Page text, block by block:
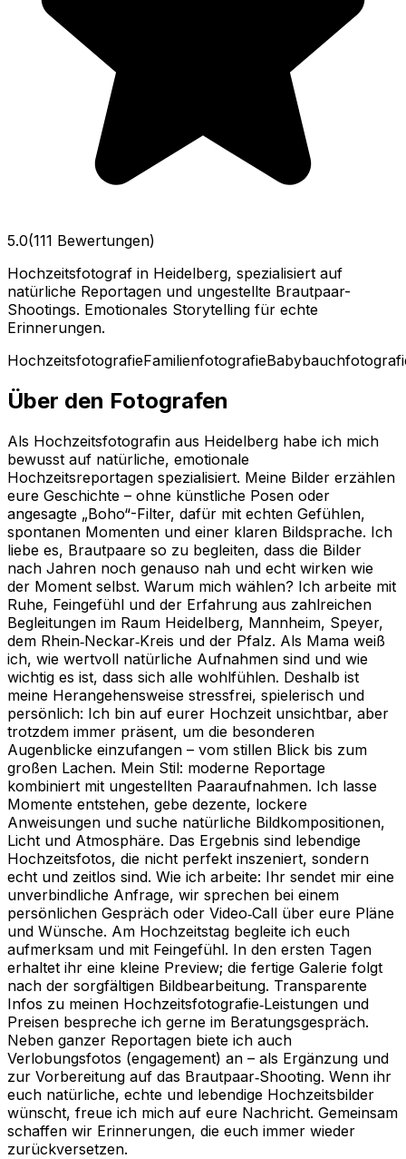
5.0(111 Bewertungen)
Hochzeitsfotograf in Heidelberg, spezialisiert auf
natürliche Reportagen und ungestellte Brautpaar-
Shootings. Emotionales Storytelling für echte
Erinnerungen.
HochzeitsfotografieFamilienfotografie
Über den Fotografen
Als Hochzeitsfotografin aus Heidelberg habe ich mich
bewusst auf natürliche, emotionale
Hochzeitsreportagen spezialisiert. Meine Bilder erzählen
eure Geschichte – ohne künstliche Posen oder
angesagte „Boho“-Filter, dafür mit echten Gefühlen,
spontanen Momenten und einer klaren Bildsprache. Ich
liebe es, Brautpaare so zu begleiten, dass die Bilder
nach Jahren noch genauso nah und echt wirken wie
der Moment selbst. Warum mich wählen? Ich arbeite mit
Ruhe, Feingefühl und der Erfahrung aus zahlreichen
Begleitungen im Raum Heidelberg, Mannheim, Speyer,
dem Rhein‑Neckar‑Kreis und der Pfalz. Als Mama weiß
ich, wie wertvoll natürliche Aufnahmen sind und wie
wichtig es ist, dass sich alle wohlfühlen. Deshalb ist
meine Herangehensweise stressfrei, spielerisch und
persönlich: Ich bin auf eurer Hochzeit unsichtbar, aber
trotzdem immer präsent, um die besonderen
Augenblicke einzufangen – vom stillen Blick bis zum
großen Lachen. Mein Stil: moderne Reportage
kombiniert mit ungestellten Paaraufnahmen. Ich lasse
Momente entstehen, gebe dezente, lockere
Anweisungen und suche natürliche Bildkompositionen,
Licht und Atmosphäre. Das Ergebnis sind lebendige
Hochzeitsfotos, die nicht perfekt inszeniert, sondern
echt und zeitlos sind. Wie ich arbeite: Ihr sendet mir eine
unverbindliche Anfrage, wir sprechen bei einem
persönlichen Gespräch oder Video‑Call über eure Pläne
und Wünsche. Am Hochzeitstag begleite ich euch
aufmerksam und mit Feingefühl. In den ersten Tagen
erhaltet ihr eine kleine Preview; die fertige Galerie folgt
nach der sorgfältigen Bildbearbeitung. Transparente
Infos zu meinen Hochzeitsfotografie‑Leistungen und
Preisen bespreche ich gerne im Beratungsgespräch.
Neben ganzer Reportagen biete ich auch
Verlobungsfotos (engagement) an – als Ergänzung und
zur Vorbereitung auf das Brautpaar‑Shooting. Wenn ihr
euch natürliche, echte und lebendige Hochzeitsbilder
wünscht, freue ich mich auf eure Nachricht. Gemeinsam
schaffen wir Erinnerungen, die euch immer wieder
zurückversetzen.